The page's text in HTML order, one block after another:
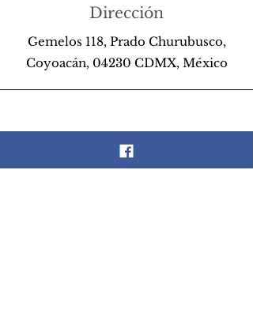
Dirección
Gemelos 118, Prado Churubusco,
Coyoacán, 04230 CDMX, México
Teléfono
55 26 89 13 14